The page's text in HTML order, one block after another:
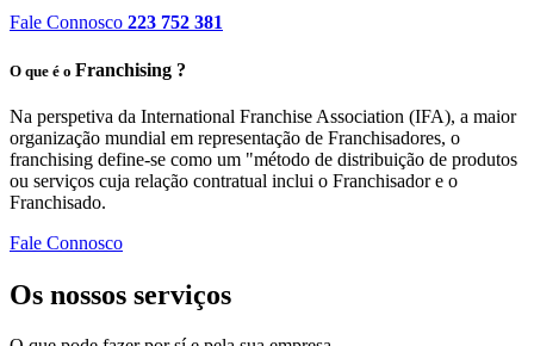
Fale Connosco 223 752 381
O que é o Franchising ?
Na perspetiva da International Franchise Association (IFA), a maior
organização mundial em representação de Franchisadores, o
franchising define-se como um "método de distribuição de produtos
ou serviços cuja relação contratual inclui o Franchisador e o
Franchisado.
Fale Connosco
Os nossos serviços